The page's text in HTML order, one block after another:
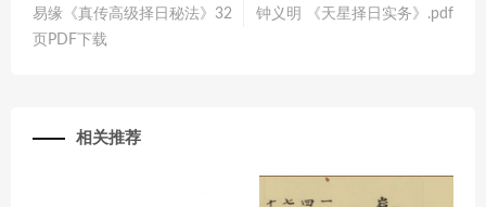
易缘《真传高级择日秘法》32
页PDF下载
钟义明 《天星择日实务》.pdf
相关推荐